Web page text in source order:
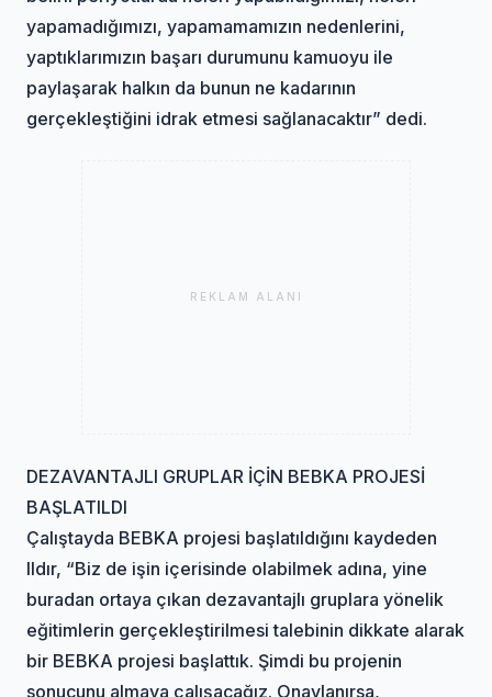
yapamadığımızı, yapamamamızın nedenlerini,
yaptıklarımızın başarı durumunu kamuoyu ile
paylaşarak halkın da bunun ne kadarının
gerçekleştiğini idrak etmesi sağlanacaktır” dedi.
REKLAM ALANI
DEZAVANTAJLI GRUPLAR İÇİN BEBKA PROJESİ
BAŞLATILDI
Çalıştayda BEBKA projesi başlatıldığını kaydeden
Ildır, “Biz de işin içerisinde olabilmek adına, yine
buradan ortaya çıkan dezavantajlı gruplara yönelik
eğitimlerin gerçekleştirilmesi talebinin dikkate alarak
bir BEBKA projesi başlattık. Şimdi bu projenin
sonucunu almaya çalışacağız. Onaylanırsa,